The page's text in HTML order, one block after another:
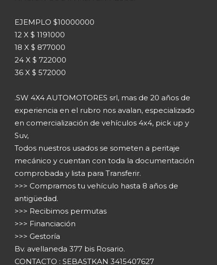
EJEMPLO $10000000
12 X $ 1191000
18 X $ 877000
24 X $ 722000
36 X $ 572000
.SW 4X4 AUTOMOTORES srl, mas de 20 años de
experiencia en el rubro nos avalan, especializado
en comercialización de vehículos 4x4, pick up y
Suv,
Todos nuestros usados se someten a peritaje
mecánico y cuentan con toda la documentación
comprobada y lista para Transferir.
>>> Compramos tu vehículo hasta 8 años de
antigüedad.
>>> Recibimos permutas
>>> Financiación
>>> Gestoría
Bv. avellaneda 377 bis Rosario.
CONTACTO : SEBASTKAN 3415407627